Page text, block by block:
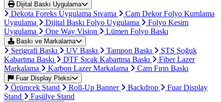
Dijital Baskı Uygulama
Dekota Foreks Uygulama Sıvama
Cam Dekor Folyo Kumlama
Uygulama
Dijital Baskı Folyo Uygulama
Folyo Kesim
Uygulama
One Way Vision Lümen Folyo Baskı
Baskı ve Markalama
Serigrafi Baskı UV Baskı Tampon Baskı
STS Soğuk
Kabartma Baskı
DTF Sıcak Kabartma Baskı
Fiber Lazer
Markalama
Karbon Lazer Markalama Cam Fırın Baskı
Fuar Display Pleksi
Örümcek Stand Roll-Up Banner Backdrop
Fuar Display
Stand
Fasülye Stand